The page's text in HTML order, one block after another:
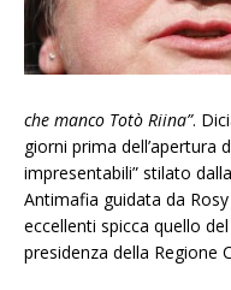
che manco Totò Riina”.
giorni prima dell’apertura
impresentabili” stilato
Antimafia guidata da
eccellenti spicca quello
presidenza della Regione